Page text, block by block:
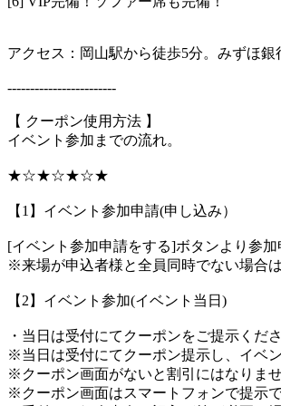
アクセス：岡山駅から徒歩5分。みずほ
------------------------
【 クーポン使用方法 】
イベント参加までの流れ。
★☆★☆★☆★
【1】イベント参加申請(申し込み）
[イベント参加申請をする]ボタンより参加
※来場が申込者様と全員同時でない場合
【2】イベント参加(イベント当日)
・当日は受付にてクーポンをご提示くだ
※当日は受付にてクーポン提示し、イベ
※クーポン画面がないと割引にはなりま
※クーポン画面はスマートフォンで提示